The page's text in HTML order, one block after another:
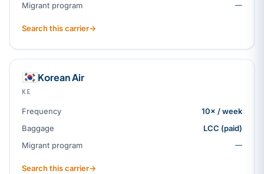
Migrant program
—
Search this carrier→
🇰🇷Korean Air
KE
Frequency
10× / week
Baggage
LCC (paid)
Migrant program
—
Search this carrier→